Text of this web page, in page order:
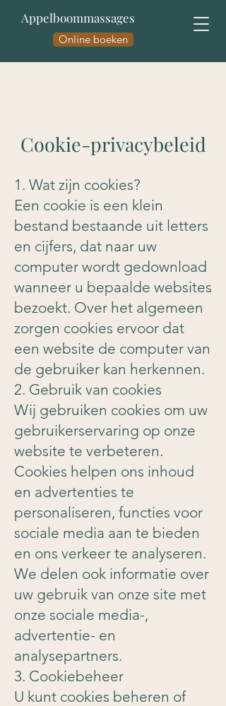
Appelboommassages
Online boeken
Cookie-privacybeleid
1. Wat zijn cookies?
Een cookie is een klein
bestand bestaande uit letters
en cijfers, dat naar uw
computer wordt gedownload
wanneer u bepaalde websites
bezoekt. Over het algemeen
zorgen cookies ervoor dat
een website de computer van
de gebruiker kan herkennen.
2. Gebruik van cookies
Wij gebruiken cookies om uw
gebruikerservaring op onze
website te verbeteren.
Cookies helpen ons inhoud
en advertenties te
personaliseren, functies voor
sociale media aan te bieden
en ons verkeer te analyseren.
We delen ook informatie over
uw gebruik van onze site met
onze sociale media-,
advertentie- en
analysepartners.
3. Cookiebeheer
U kunt cookies beheren of